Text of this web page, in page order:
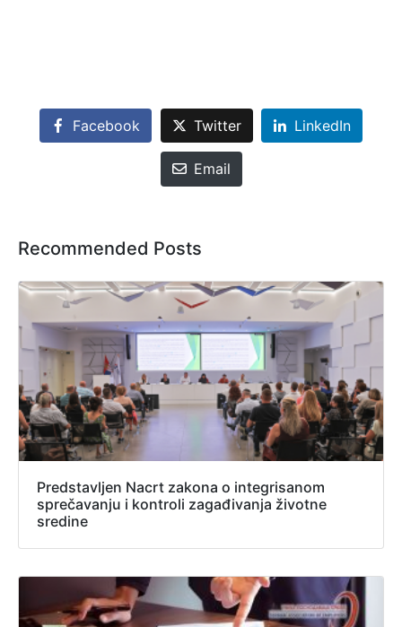
Facebook Twitter LinkedIn
Email
Recommended Posts
Predstavljen Nacrt zakona o integrisanom
sprečavanju i kontroli zagađivanja životne
sredine